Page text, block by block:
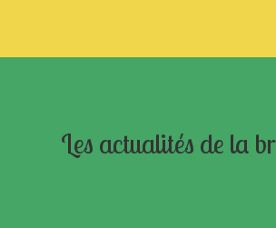
Les actualités de la